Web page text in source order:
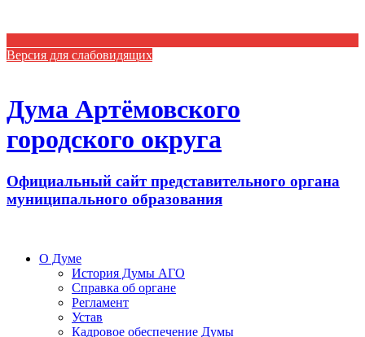
Версия для слабовидящих
Дума Артёмовского
городского округа
Официальный сайт представительного органа
муниципального образования
О Думе
История Думы АГО
Справка об органе
Регламент
Устав
Кадровое обеспечение Думы